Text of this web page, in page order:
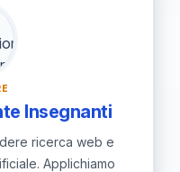
di
agli
Insegnanti
ricerca web e
Applichiamo